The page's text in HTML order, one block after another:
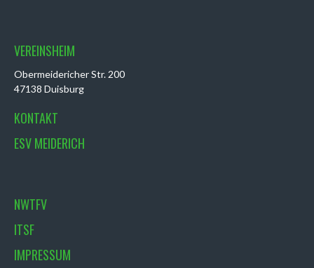
VEREINSHEIM
Obermeidericher Str. 200
47138 Duisburg
KONTAKT
ESV MEIDERICH
NWTFV
ITSF
IMPRESSUM